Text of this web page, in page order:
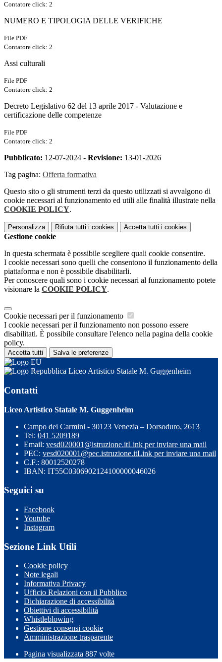
Contatore click: 2
NUMERO E TIPOLOGIA DELLE VERIFICHE
File PDF
Contatore click: 2
Assi culturali
File PDF
Contatore click: 2
Decreto Legislativo 62 del 13 aprile 2017 - Valutazione e
certificazione delle competenze
File PDF
Contatore click: 2
Pubblicato: 12-07-2024 - Revisione: 13-01-2026
Tag pagina: Offerta formativa
Questo sito o gli strumenti terzi da questo utilizzati si avvalgono di
cookie necessari al funzionamento ed utili alle finalità illustrate nella
COOKIE POLICY.
Personalizza Rifiuta tutti i cookies Accetta tutti i cookies
Gestione cookie
In questa schermata è possibile scegliere quali cookie consentire.
I cookie necessari sono quelli che consentono il funzionamento della
piattaforma e non è possibile disabilitarli.
Per conoscere quali sono i cookie necessari al funzionamento potete
visionare la COOKIE POLICY.
Cookie necessari per il funzionamento
I cookie necessari per il funzionamento non possono essere
disabilitati. È possibile consultare l'elenco nella pagina della cookie
policy.
Accetta tutti Salva le preferenze
Liceo Artistico Statale M. Guggenheim
Contatti
Liceo Artistico Statale M. Guggenheim
Campo dei Carmini - 30123 Venezia – Dorsoduro, 2613
Tel: 041 5209189
Email: vesd020001@istruzione.itLink per inviare una mail
PEC: vesd020001@pec.istruzione.itLink per inviare una mail
C.F.: 80012520278
IBAN: IT55C0306902124100000046026
Seguici su
Facebook
Youtube
Instagram
Sezione Link Utili
Cookie policy
Note legali
Informativa Privacy
Ufficio Relazioni con il Pubblico
Dichiarazione di accessibilità
Obiettivi di accessibilità
Whistleblowing
Gestione consensi cookie
Amministrazione trasparente
Pagina visualizzata 887 volte